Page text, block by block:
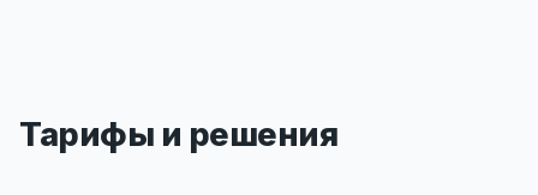
Тарифы и решения